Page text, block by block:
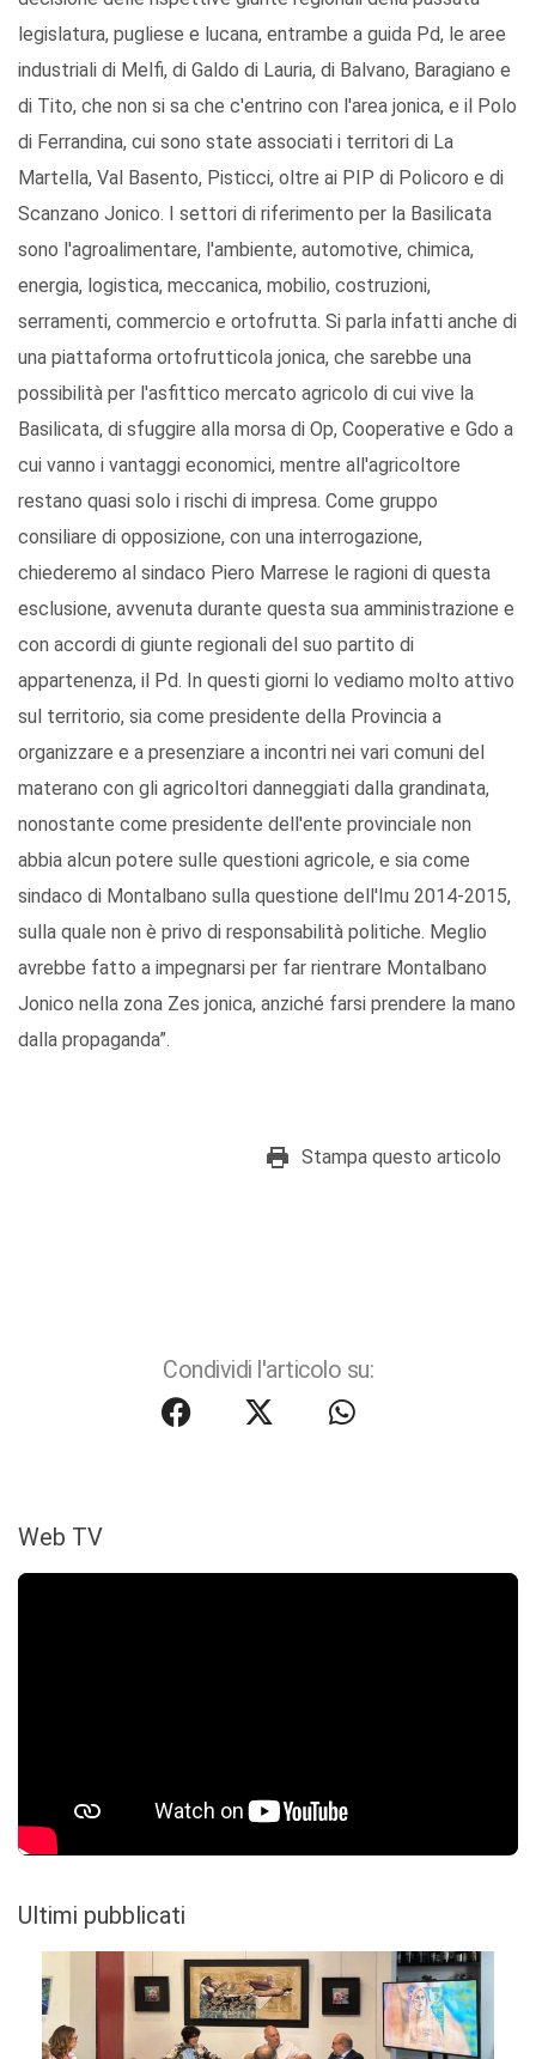
legislatura, pugliese e lucana, entrambe a guida Pd, le aree
industriali di Melfi, di Galdo di Lauria, di Balvano, Baragiano e
di Tito, che non si sa che c'entrino con l'area jonica, e il Polo
di Ferrandina, cui sono state associati i territori di La
Martella, Val Basento, Pisticci, oltre ai PIP di Policoro e di
Scanzano Jonico. I settori di riferimento per la Basilicata
sono l'agroalimentare, l'ambiente, automotive, chimica,
energia, logistica, meccanica, mobilio, costruzioni,
serramenti, commercio e ortofrutta. Si parla infatti anche di
una piattaforma ortofrutticola jonica, che sarebbe una
possibilità per l'asfittico mercato agricolo di cui vive la
Basilicata, di sfuggire alla morsa di Op, Cooperative e Gdo a
cui vanno i vantaggi economici, mentre all'agricoltore
restano quasi solo i rischi di impresa. Come gruppo
consiliare di opposizione, con una interrogazione,
chiederemo al sindaco Piero Marrese le ragioni di questa
esclusione, avvenuta durante questa sua amministrazione e
con accordi di giunte regionali del suo partito di
appartenenza, il Pd. In questi giorni lo vediamo molto attivo
sul territorio, sia come presidente della Provincia a
organizzare e a presenziare a incontri nei vari comuni del
materano con gli agricoltori danneggiati dalla grandinata,
nonostante come presidente dell'ente provinciale non
abbia alcun potere sulle questioni agricole, e sia come
sindaco di Montalbano sulla questione dell'Imu 2014-2015,
sulla quale non è privo di responsabilità politiche. Meglio
avrebbe fatto a impegnarsi per far rientrare Montalbano
Jonico nella zona Zes jonica, anziché farsi prendere la mano
dalla propaganda”.
Stampa questo articolo
Condividi l'articolo su:
Web TV
Ultimi pubblicati